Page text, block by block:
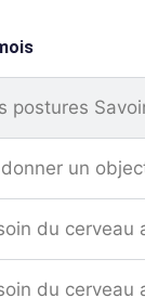
postures
un
du cerveau
du cerveau